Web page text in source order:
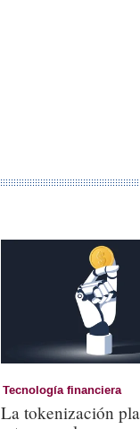
Tecnología financiera
La tokenización